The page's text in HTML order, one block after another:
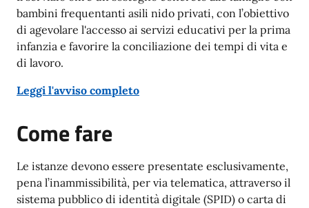
bambini frequentanti asili nido privati, con l’obiettivo
di agevolare l'accesso ai servizi educativi per la prima
infanzia e favorire la conciliazione dei tempi di vita e
di lavoro.
Leggi l'avviso completo
Come fare
Le istanze devono essere presentate esclusivamente,
pena l’inammissibilità, per via telematica, attraverso il
sistema pubblico di identità digitale (SPID) o carta di